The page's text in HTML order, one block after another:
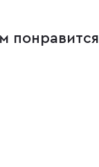
понравится